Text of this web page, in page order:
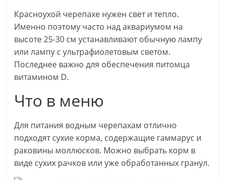
Красноухой черепахе нужен свет и тепло.
Именно поэтому часто над аквариумом на
высоте 25-30 см устанавливают обычную лампу
или лампу с ультрафиолетовым светом.
Последнее важно для обеспечения питомца
витамином D.
Что в меню
Для питания водным черепахам отлично
подходят сухие корма, содержащие гаммарус и
раковины моллюсков. Можно выбрать корм в
виде сухих рачков или уже обработанных гранул.